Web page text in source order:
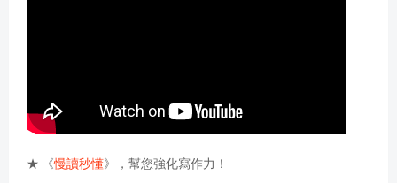
★ 《慢讀秒懂》，幫您強化寫作力！